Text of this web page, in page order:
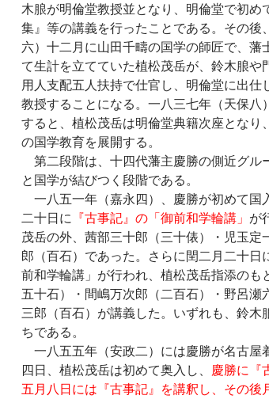
木朖が明倫堂教授並となり、明倫堂で初め
集』等の講義を行ったことである。その後
六）十二月に山田千疇の国学の師匠で、藩
て生計を立てていた植松茂岳が、鈴木朖や
用人支配五人扶持で仕官し、明倫堂に出仕
教授することになる。一八三七年（天保八
すると、植松茂岳は明倫堂典籍次座となり
の国学教育を展開する。
第二段階は、十四代藩主慶勝の側近グル
と国学が結びつく段階である。
一八五一年（嘉永四）、慶勝が初めて国
二十日に 『古事記』の「御前和学輪講」 が
茂岳の外、茜部三十郎（三十俵）・児玉定
郎（百石）であった。さらに閏二月二十日
前和学輪講」が行われ、植松茂岳指添のも
五十石）・間嶋万次郎（二百石）・野呂瀬
三郎（百石）が講義した。いずれも、鈴木
ちである。
一八五五年（安政二）には慶勝が名古屋
四日、植松茂岳は初めて奥入し、
慶勝に『
五月八日には『古事記』を講釈し、その後